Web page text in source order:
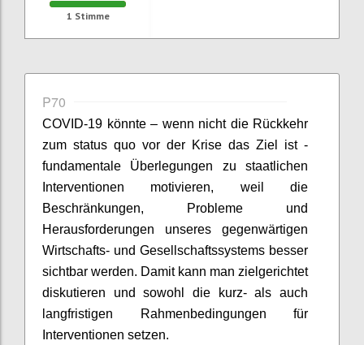
1 Stimme
P70
COVID-19 könnte – wenn nicht die Rückkehr
zum status quo vor der Krise das Ziel ist -
fundamentale Überlegungen zu staatlichen
Interventionen motivieren, weil die
Beschränkungen, Probleme und
Herausforderungen unseres gegenwärtigen
Wirtschafts- und Gesellschaftssystems besser
sichtbar werden. Damit kann man zielgerichtet
diskutieren und sowohl die kurz- als auch
langfristigen Rahmenbedingungen für
Interventionen setzen.